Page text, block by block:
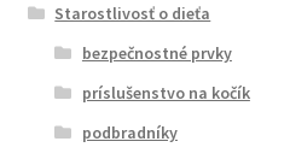
Starostlivosť o dieťa
bezpečnostné prvky
príslušenstvo na kočík
podbradníky